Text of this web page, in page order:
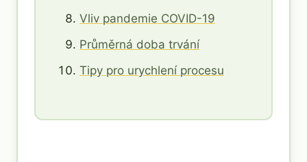
Vliv pandemie COVID-19
Průměrná doba trvání
Tipy pro urychlení procesu